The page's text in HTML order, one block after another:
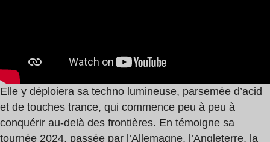
Elle y déploiera sa techno lumineuse, parsemée d’acid
et de touches trance, qui commence peu à peu à
conquérir au-delà des frontières. En témoigne sa
tournée 2024, passée par l’Allemagne, l’Angleterre, la